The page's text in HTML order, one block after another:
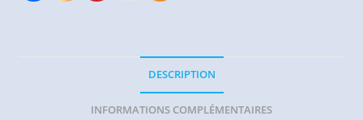
DESCRIPTION
INFORMATIONS COMPLÉMENTAIRES